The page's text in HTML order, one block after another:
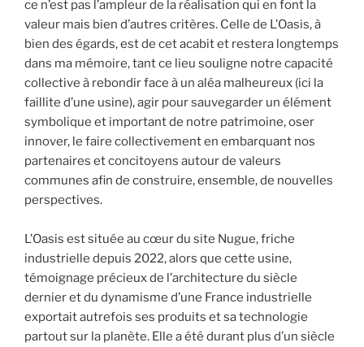
ce n’est pas l’ampleur de la réalisation qui en font la
valeur mais bien d’autres critères. Celle de L’Oasis, à
bien des égards, est de cet acabit et restera longtemps
dans ma mémoire, tant ce lieu souligne notre capacité
collective à rebondir face à un aléa malheureux (ici la
faillite d’une usine), agir pour sauvegarder un élément
symbolique et important de notre patrimoine, oser
innover, le faire collectivement en embarquant nos
partenaires et concitoyens autour de valeurs
communes afin de construire, ensemble, de nouvelles
perspectives.
L’Oasis est située au cœur du site Nugue, friche
industrielle depuis 2022, alors que cette usine,
témoignage précieux de l’architecture du siècle
dernier et du dynamisme d’une France industrielle
exportait autrefois ses produits et sa technologie
partout sur la planète. Elle a été durant plus d’un siècle